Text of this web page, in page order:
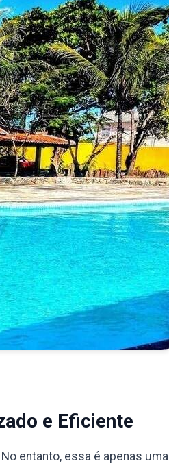
e Eficiente
entanto, essa é apenas uma